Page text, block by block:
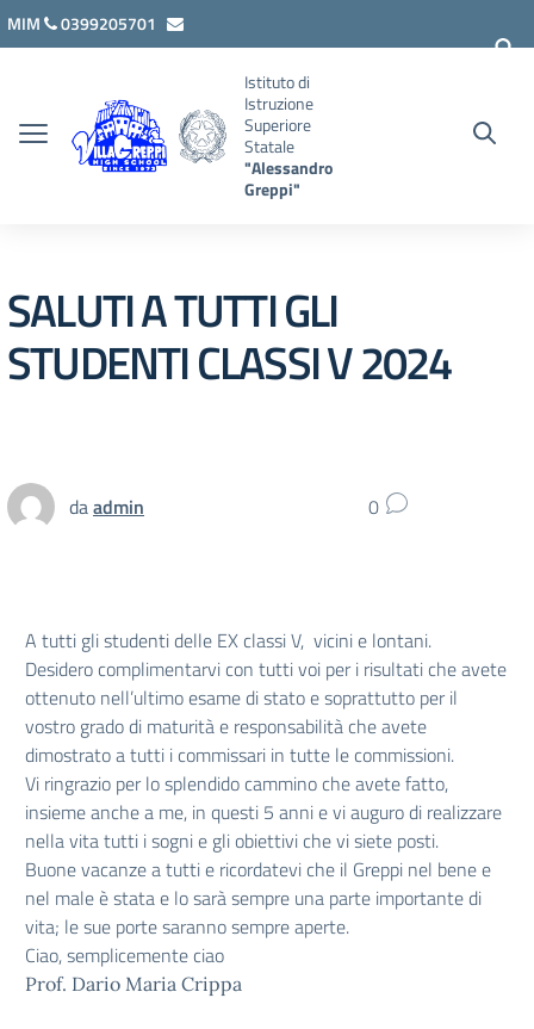
Vai ai contenuti
Vai al menu di navigazione
Vai al footer
MIM
0399205701
Istituto di
Istruzione
Superiore
Statale
"Alessandro
Greppi"
SALUTI A TUTTI GLI
STUDENTI CLASSI V 2024
daadmin 0
A tutti gli studenti delle EX classi V, vicini e lontani.
Desidero complimentarvi con tutti voi per i risultati che avete
ottenuto nell’ultimo esame di stato e soprattutto per il
vostro grado di maturità e responsabilità che avete
dimostrato a tutti i commissari in tutte le commissioni.
Vi ringrazio per lo splendido cammino che avete fatto,
insieme anche a me, in questi 5 anni e vi auguro di realizzare
nella vita tutti i sogni e gli obiettivi che vi siete posti.
Buone vacanze a tutti e ricordatevi che il Greppi nel bene e
nel male è stata e lo sarà sempre una parte importante di
vita; le sue porte saranno sempre aperte.
Ciao, semplicemente ciao
Prof. Dario Maria Crippa